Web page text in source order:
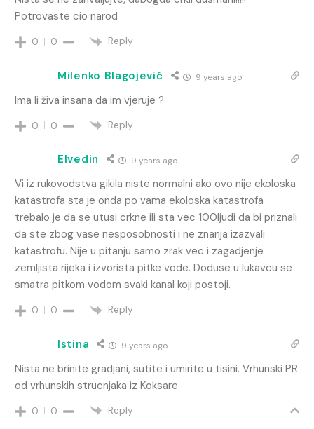
Potrovaste cio narod
0 0 Reply
Milenko Blagojević 9 years ago
Ima li živa insana da im vjeruje ?
0 0 Reply
Elvedin 9 years ago
Vi iz rukovodstva gikila niste normalni ako ovo nije ekoloska
katastrofa sta je onda po vama ekoloska katastrofa
trebalo je da se utusi crkne ili sta vec 100ljudi da bi priznali
da ste zbog vase nesposobnosti i ne znanja izazvali
katastrofu. Nije u pitanju samo zrak vec i zagadjenje
zemljista rijeka i izvorista pitke vode. Doduse u lukavcu se
smatra pitkom vodom svaki kanal koji postoji.
0 0 Reply
Istina 9 years ago
Nista ne brinite gradjani, sutite i umirite u tisini. Vrhunski PR
od vrhunskih strucnjaka iz Koksare.
0 0 Reply